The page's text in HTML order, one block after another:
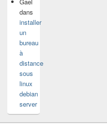
dans
installer
un
bureau
à
distance
sous
linux
debian
server